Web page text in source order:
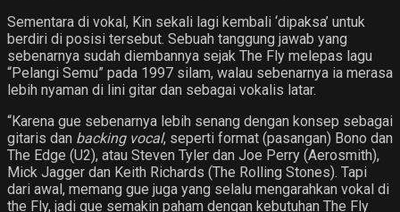
Sementara di vokal, Kin sekali lagi kembali ‘dipaksa’ untuk
berdiri di posisi tersebut. Sebuah tanggung jawab yang
sebenarnya sudah diembannya sejak The Fly melepas lagu
“Pelangi Semu” pada 1997 silam, walau sebenarnya ia merasa
lebih nyaman di lini gitar dan sebagai vokalis latar.
“Karena gue sebenarnya lebih senang dengan konsep sebagai
gitaris dan backing vocal, seperti format (pasangan) Bono dan
The Edge (U2), atau Steven Tyler dan Joe Perry (Aerosmith),
Mick Jagger dan Keith Richards (The Rolling Stones). Tapi
dari awal, memang gue juga yang selalu mengarahkan vokal di
the Fly, jadi gue semakin paham dengan kebutuhan The Fly